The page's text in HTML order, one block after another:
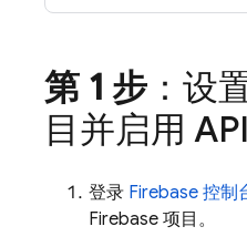
第 1 步 ：设
目并启用 API
登录 Firebase 控制
Firebase 项目。